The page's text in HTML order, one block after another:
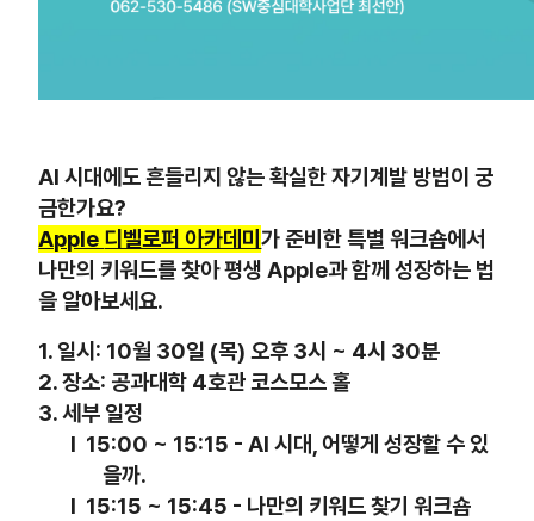
AI시대에도 흔들리지 않는 확실한 자기계발 방법이 궁
금한가요?
Apple 디벨로퍼 아카데미가 준비한 특별 워크숍에서
나만의 키워드를 찾아 평생 Apple과 함께 성장하는 법
을 알아보세요.
1.일시 : 10월 30일 (목)오후 3시 ~ 4시 30분
2.장소: 공과대학 4호관 코스모스 홀
3.세부 일정
l 15:00 ~ 15:15 - AI시대,어떻게 성장할 수 있
을까.
l 15:15 ~ 15:45 - 나만의 키워드 찾기 워크숍